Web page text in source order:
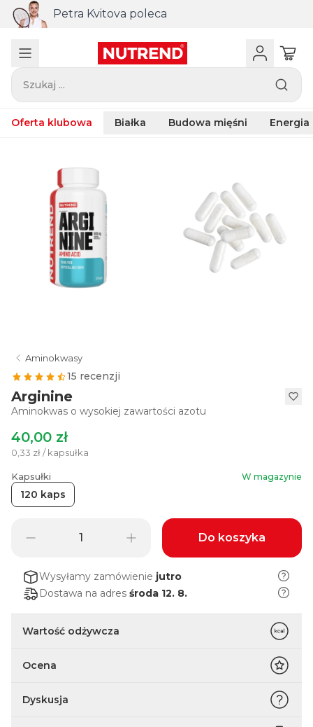
Petra Kvitova poleca
Szukaj ...
Oferta klubowa Białka Budowa mięśni Energia
Aminokwasy
15 recenzji
Arginine
Aminokwas o wysokiej zawartości azotu
40,00 zł
0,33 zł / kapsułka
Kapsułki W magazynie
120 kaps
Do koszyka
Wysyłamy zamówienie jutro
Dostawa na adres środa 12. 8.
Wartość odżywcza
Ocena
Dyskusja